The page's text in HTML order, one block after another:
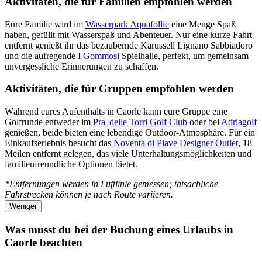
Eure Familie wird im Wasserpark Aquafollie eine Menge Spaß
haben, gefüllt mit Wasserspaß und Abenteuer. Nur eine kurze Fahrt
entfernt genießt ihr das bezaubernde Karussell Lignano Sabbiadoro
und die aufregende I Gommosi Spielhalle, perfekt, um gemeinsam
unvergessliche Erinnerungen zu schaffen.
Aktivitäten, die für Gruppen empfohlen werden
Während eures Aufenthalts in Caorle kann eure Gruppe eine
Golfrunde entweder im Pra' delle Torri Golf Club oder bei Adriagolf
genießen, beide bieten eine lebendige Outdoor-Atmosphäre. Für ein
Einkaufserlebnis besucht das Noventa di Piave Designer Outlet, 18
Meilen entfernt gelegen, das viele Unterhaltungsmöglichkeiten und
familienfreundliche Optionen bietet.
*Entfernungen werden in Luftlinie gemessen; tatsächliche
Fahrstrecken können je nach Route variieren.
Weniger
Was musst du bei der Buchung eines Urlaubs in
Caorle beachten